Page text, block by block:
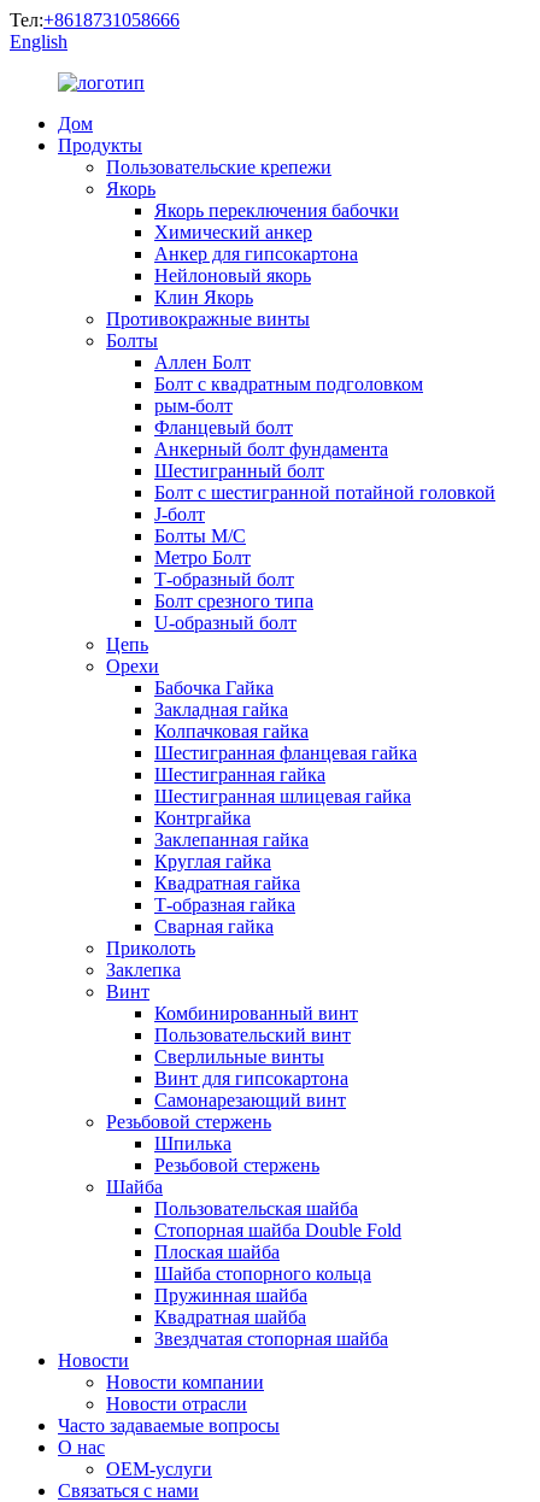
Тел:+8618731058666
English
Дом
Продукты
Пользовательские крепежи
Якорь
Якорь переключения бабочки
Химический анкер
Анкер для гипсокартона
Нейлоновый якорь
Клин Якорь
Противокражные винты
Болты
Аллен Болт
Болт с квадратным подголовком
рым-болт
Фланцевый болт
Анкерный болт фундамента
Шестигранный болт
Болт с шестигранной потайной головкой
J-болт
Болты М/С
Метро Болт
Т-образный болт
Болт срезного типа
U-образный болт
Цепь
Орехи
Бабочка Гайка
Закладная гайка
Колпачковая гайка
Шестигранная фланцевая гайка
Шестигранная гайка
Шестигранная шлицевая гайка
Контргайка
Заклепанная гайка
Круглая гайка
Квадратная гайка
Т-образная гайка
Сварная гайка
Приколоть
Заклепка
Винт
Комбинированный винт
Пользовательский винт
Сверлильные винты
Винт для гипсокартона
Самонарезающий винт
Резьбовой стержень
Шпилька
Резьбовой стержень
Шайба
Пользовательская шайба
Стопорная шайба Double Fold
Плоская шайба
Шайба стопорного кольца
Пружинная шайба
Квадратная шайба
Звездчатая стопорная шайба
Новости
Новости компании
Новости отрасли
Часто задаваемые вопросы
О нас
OEM-услуги
Связаться с нами